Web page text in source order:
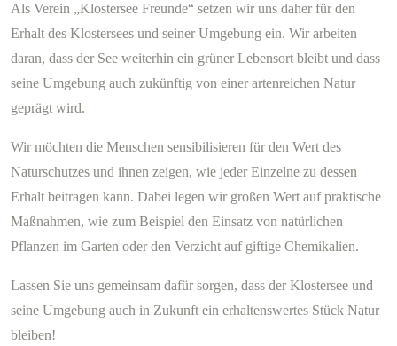
Als Verein „Klostersee Freunde“ setzen wir uns daher für den
Erhalt des Klostersees und seiner Umgebung ein. Wir arbeiten
daran, dass der See weiterhin ein grüner Lebensort bleibt und dass
seine Umgebung auch zukünftig von einer artenreichen Natur
geprägt wird.
Wir möchten die Menschen sensibilisieren für den Wert des
Naturschutzes und ihnen zeigen, wie jeder Einzelne zu dessen
Erhalt beitragen kann. Dabei legen wir großen Wert auf praktische
Maßnahmen, wie zum Beispiel den Einsatz von natürlichen
Pflanzen im Garten oder den Verzicht auf giftige Chemikalien.
Lassen Sie uns gemeinsam dafür sorgen, dass der Klostersee und
seine Umgebung auch in Zukunft ein erhaltenswertes Stück Natur
bleiben!